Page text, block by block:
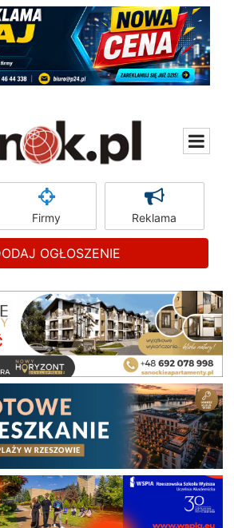
Firmy Reklama
OGŁOSZENIE